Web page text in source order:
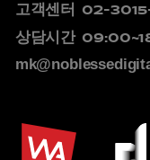
고객센터 02-
상담시간